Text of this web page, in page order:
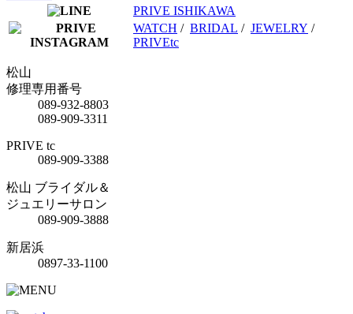
PRIVE ISHIKAWA
WATCH / BRIDAL / JEWELRY /
PRIVEtc
松山
修理専用番号
089-932-8803
089-909-3311
PRIVE tc
089-909-3388
松山 ブライダル＆
ジュエリーサロン
089-909-3888
新居浜
0897-33-1100